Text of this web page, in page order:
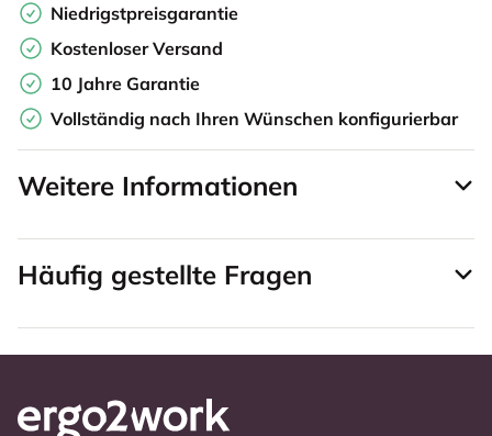
Niedrigstpreisgarantie
Kostenloser Versand
10 Jahre Garantie
Vollständig nach Ihren Wünschen konfigurierbar
Weitere Informationen
Häufig gestellte Fragen